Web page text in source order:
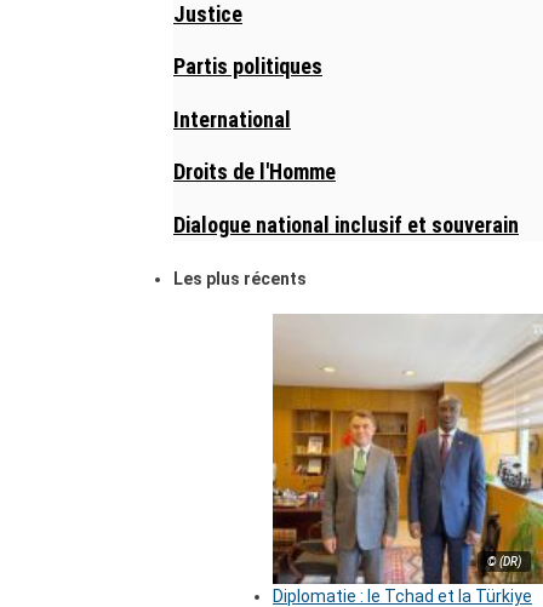
Justice
Partis politiques
International
Droits de l'Homme
Dialogue national inclusif et souverain
Les plus récents
© (DR)
Diplomatie : le Tchad et la Türkiye